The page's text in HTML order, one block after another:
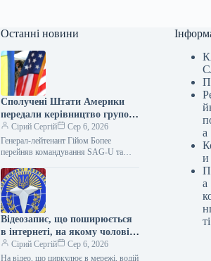
Останні новини
Сполучені Штати Америки
передали керівництво групою
підтримки України, проте
запевнили, що це жодним
чином не позначиться на
Генеральний штаб.
Сірий Сергій
Сер 6, 2026
Генерал-лейтенант Гійом Бопее
перейняв командування SAG-U та
Сполучені Штати запевнили, що
реорганізація жодним чином не
позначиться…
Відеозапис, що поширюється
в інтернеті, на якому чоловік,
у конфлікті з
правоохоронцями,
Сірий Сергій
Сер 6, 2026
На відео, що циркулює в мережі, водій
а
и
а
ті